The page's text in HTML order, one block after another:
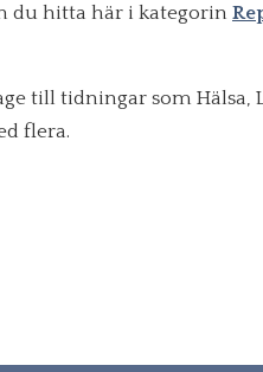
du hitta här i kategorin
till tidningar som Hälsa,
flera.